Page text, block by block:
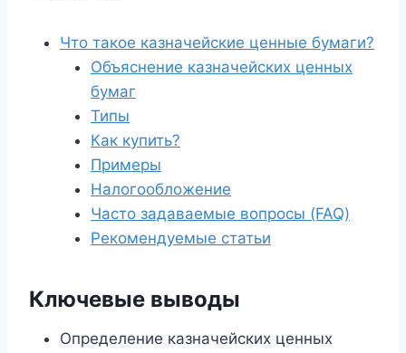
Что такое казначейские ценные бумаги?
Объяснение казначейских ценных
бумаг
Типы
Как купить?
Примеры
Налогообложение
Часто задаваемые вопросы (FAQ)
Рекомендуемые статьи
Ключевые выводы
Определение казначейских ценных